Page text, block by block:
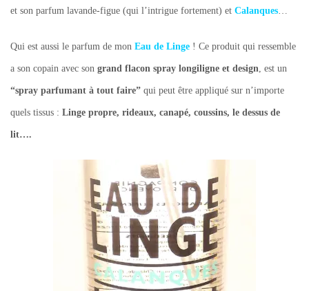
et son parfum lavande-figue (qui l’intrigue fortement) et Calanques
Qui est aussi le parfum de mon Eau de Linge ! Ce produit qui ressemble
a son copain avec son grand flacon spray longiligne et design , est un
“spray parfumant à tout faire” qui peut être appliqué sur n’importe
quels tissus : Linge propre, rideaux, canapé, coussins, le dessus de
lit….